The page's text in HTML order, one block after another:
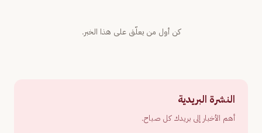
كن أول من يعلّق على هذا الخبر.
النشرة البريدية
أهم الأخبار إلى بريدك كل صباح.